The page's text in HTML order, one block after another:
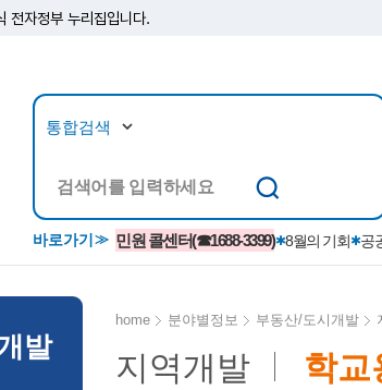
전자정부 누리집입니다.
바로가기 민원 콜센터(☎1688-3399) 8월의 기회 공
개
소식지/카카오톡플러스친구
민원/참여
민원조정제도
지
교육정보
발
home 분야별정보 부동산/도시개발
지역개발 학교